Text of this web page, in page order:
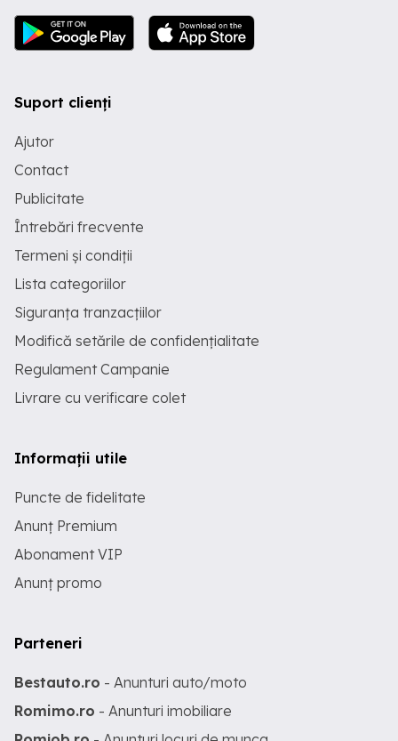
Suport clienți
Ajutor
Contact
Publicitate
Întrebări frecvente
Termeni și condiții
Lista categoriilor
Siguranța tranzacțiilor
Modifică setările de confidențialitate
Regulament Campanie
Livrare cu verificare colet
Informații utile
Puncte de fidelitate
Anunț Premium
Abonament VIP
Anunț promo
Parteneri
Bestauto.ro - Anunturi auto/moto
Romimo.ro - Anunturi imobiliare